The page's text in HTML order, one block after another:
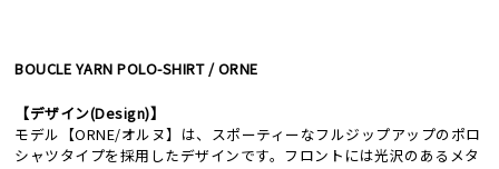
BOUCLE YARN POLO-SHIRT / ORNE
【デザイン(Design)】
モデル【ORNE/オルヌ】は、スポーティーなフルジップアップのポロ
シャツタイプを採用したデザインです。フロントには光沢のあるメタ